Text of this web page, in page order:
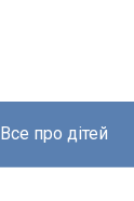
Все про дітей